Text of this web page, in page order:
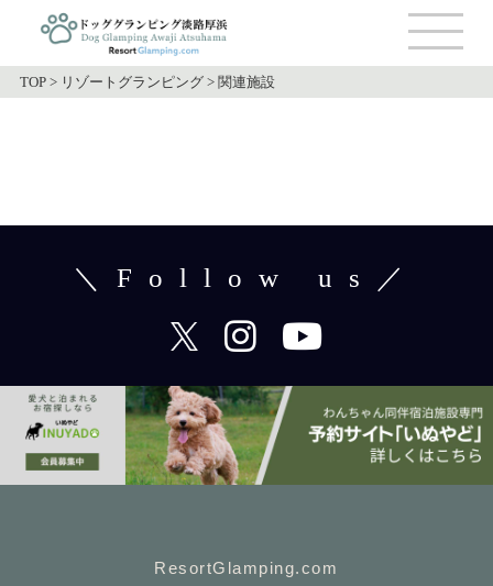
TOP > リゾートグランピング > 関連施設
＼Follow us／
ResortGlamping.com